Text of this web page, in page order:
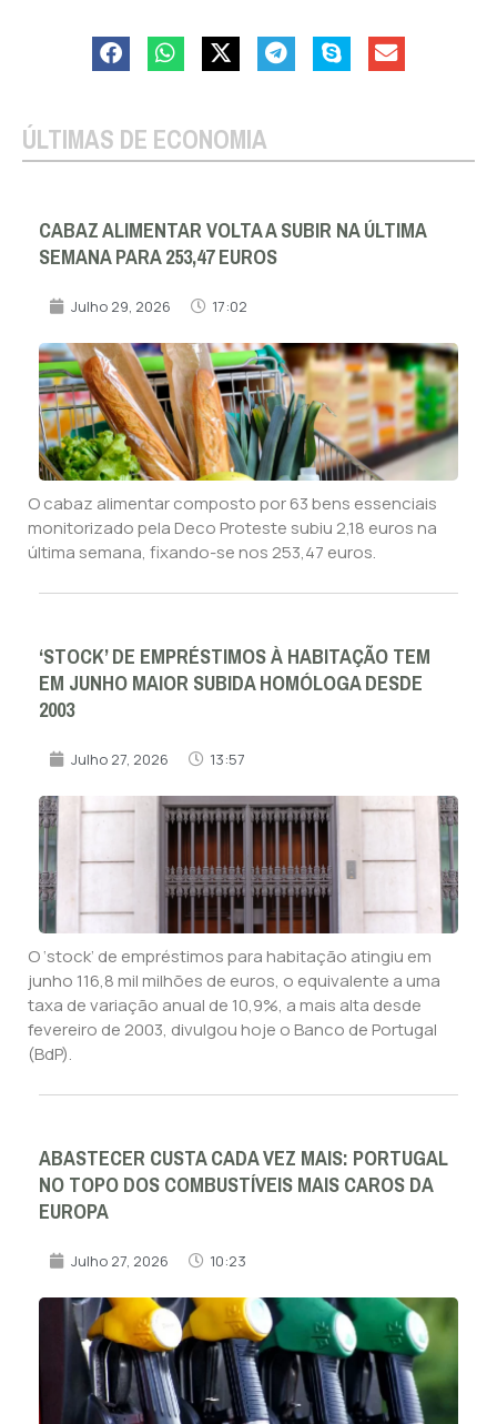
ÚLTIMAS DE ECONOMIA
CABAZ ALIMENTAR VOLTA A SUBIR NA ÚLTIMA
SEMANA PARA 253,47 EUROS
Julho 29, 2026 17:02
O cabaz alimentar composto por 63 bens essenciais
monitorizado pela Deco Proteste subiu 2,18 euros na
última semana, fixando-se nos 253,47 euros.
‘STOCK’ DE EMPRÉSTIMOS À HABITAÇÃO TEM
EM JUNHO MAIOR SUBIDA HOMÓLOGA DESDE
2003
Julho 27, 2026 13:57
O ‘stock’ de empréstimos para habitação atingiu em
junho 116,8 mil milhões de euros, o equivalente a uma
taxa de variação anual de 10,9%, a mais alta desde
fevereiro de 2003, divulgou hoje o Banco de Portugal
(BdP).
ABASTECER CUSTA CADA VEZ MAIS: PORTUGAL
NO TOPO DOS COMBUSTÍVEIS MAIS CAROS DA
EUROPA
Julho 27, 2026 10:23